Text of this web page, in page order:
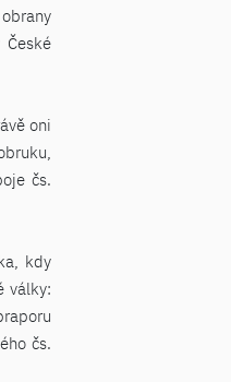
oni
čs.
kdy
války:
čs.